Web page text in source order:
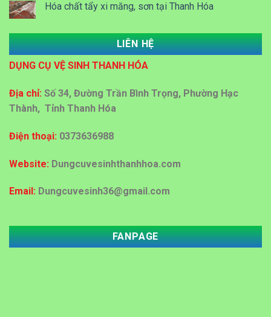
Hóa chất tẩy xi măng, sơn tại Thanh Hóa
Dung dịch Lau kính công nghiệp tại Thanh Hóa
Mua bán thùng rác ở Thanh Hoá
Đại lý mua bán thùng rác nhựa 60 lít ,120 lít tại
LIÊN HỆ
DỤNG CỤ VỆ SINH THANH HÓA
Địa chỉ: Số 34, Đường Trần Bình Trọng, Phường Hạc
Thành, Tỉnh Thanh Hóa
Điện thoại: 0373636988
Website: Dungcuvesinhthanhhoa.com
Email: Dungcuvesinh36@gmail.com
FANPAGE